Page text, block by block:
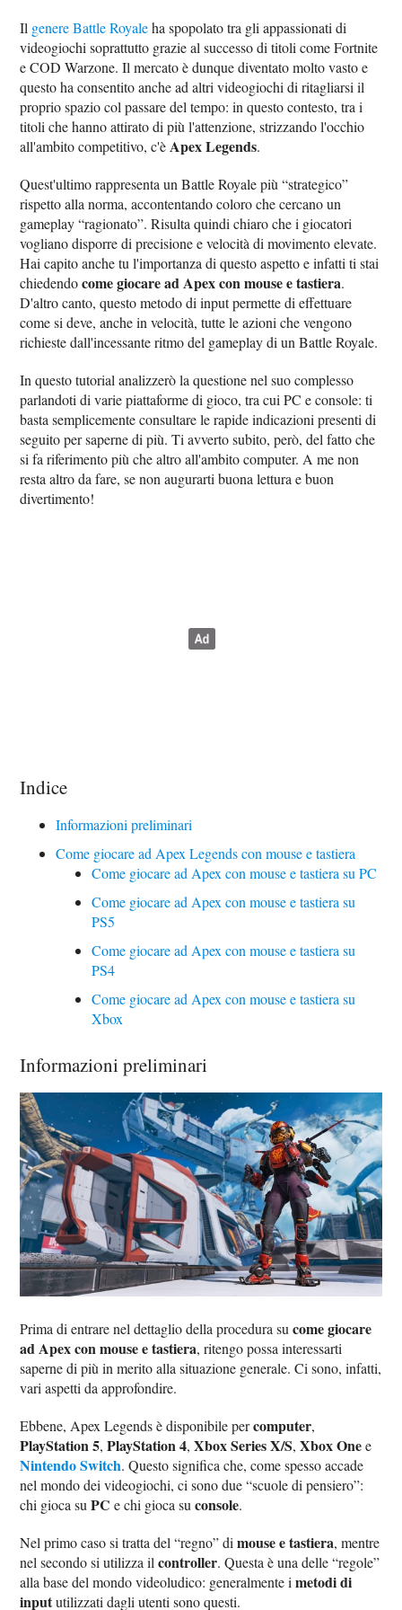
Il genere Battle Royaleha spopolato tra gli appassionati di
videogiochi soprattutto grazie al successo di titoli come Fortnite
e COD Warzone. Il mercato è dunque diventato molto vasto e
questo ha consentito anche ad altri videogiochi di ritagliarsi il
proprio spazio col passare del tempo: in questo contesto, tra i
titoli che hanno attirato di più l'attenzione, strizzando l'occhio
all'ambito competitivo, c'è Apex Legends.
Quest'ultimo rappresenta un Battle Royale più “strategico”
rispetto alla norma, accontentando coloro che cercano un
gameplay “ragionato”. Risulta quindi chiaro che i giocatori
vogliano disporre di precisione e velocità di movimento elevate.
Hai capito anche tu l'importanza di questo aspetto e infatti ti stai
chiedendocome giocare ad Apex con mouse e tastiera.
D'altro canto, questo metodo di input permette di effettuare
come si deve, anche in velocità, tutte le azioni che vengono
richieste dall'incessante ritmo del gameplay di un Battle Royale.
In questo tutorial analizzerò la questione nel suo complesso
parlandoti di varie piattaforme di gioco, tra cui PC e console: ti
basta semplicemente consultare le rapide indicazioni presenti di
seguito per saperne di più. Ti avverto subito, però, del fatto che
si fa riferimento più che altro all'ambito computer. A me non
resta altro da fare, se non augurarti buona lettura e buon
divertimento!
Indice
Informazioni preliminari
Come giocare ad Apex Legends con mouse e tastiera
Come giocare ad Apex con mouse e tastiera su PC
Come giocare ad Apex con mouse e tastiera su
PS5
Come giocare ad Apex con mouse e tastiera su
PS4
Come giocare ad Apex con mouse e tastiera su
Xbox
Informazioni preliminari
Prima di entrare nel dettaglio della procedura sucome giocare
ad Apex con mouse e tastiera, ritengo possa interessarti
saperne di più in merito alla situazione generale. Ci sono, infatti,
vari aspetti da approfondire.
Ebbene, Apex Legends è disponibile percomputer,
PlayStation 5,PlayStation 4,Xbox Series X/S,Xbox Onee
Nintendo Switch. Questo significa che, come spesso accade
nel mondo dei videogiochi, ci sono due “scuole di pensiero”:
chi gioca suPC e chi gioca suconsole.
Nel primo caso si tratta del “regno” dimouse e tastiera, mentre
nel secondo si utilizza ilcontroller. Questa è una delle “regole”
alla base del mondo videoludico: generalmente imetodi di
inpututilizzati dagli utenti sono questi.